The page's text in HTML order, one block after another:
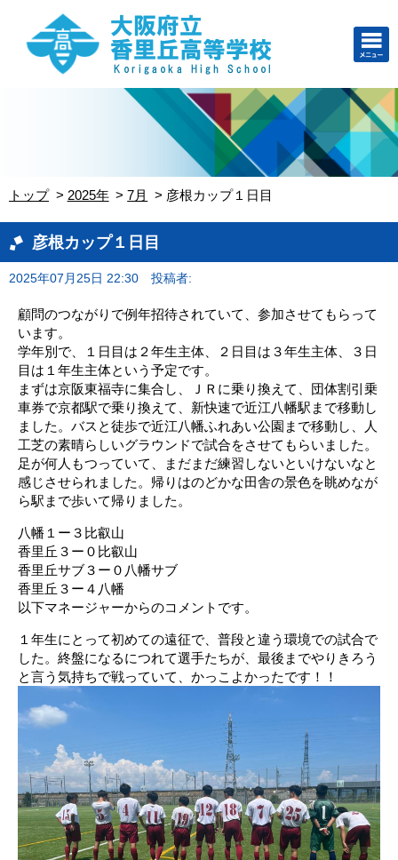
トップ 2025年 7月 彦根カップ１日目
彦根カップ１日目
2025年07月25日 22:30 投稿者:
顧問のつながりで例年招待されていて、参加させてもらって
います。
学年別で、１日目は２年生主体、２日目は３年生主体、３日
目は１年生主体という予定です。
まずは京阪東福寺に集合し、ＪＲに乗り換えて、団体割引乗
車券で京都駅で乗り換えて、新快速で近江八幡駅まで移動し
ました。バスと徒歩で近江八幡ふれあい公園まで移動し、人
工芝の素晴らしいグラウンドで試合をさせてもらいました。
足が何人もつっていて、まだまだ練習しないといけないなと
感じさせられました。帰りはのどかな田舎の景色を眺めなが
ら駅まで歩いて帰りました。
八幡１ー３比叡山
香里丘３ー０比叡山
香里丘サブ３ー０八幡サブ
香里丘３ー４八幡
以下マネージャーからのコメントです。
１年生にとって初めての遠征で、普段と違う環境での試合で
した。終盤になるにつれて選手たちが、最後までやりきろう
と言う気持ちで戦っていて、かっこよかったです！！